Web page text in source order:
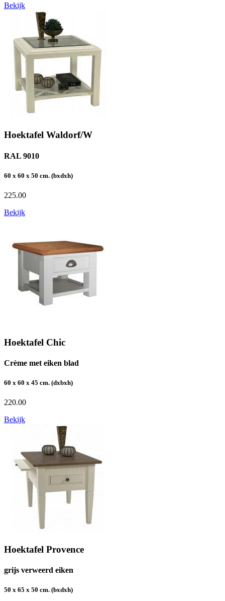
Bekijk
Hoektafel Waldorf/W
RAL 9010
60 x 60 x 50 cm. (bxdxh)
225.00
Bekijk
Hoektafel Chic
Crème met eiken blad
60 x 60 x 45 cm. (dxbxh)
220.00
Bekijk
Hoektafel Provence
grijs verweerd eiken
50 x 65 x 50 cm. (bxdxh)